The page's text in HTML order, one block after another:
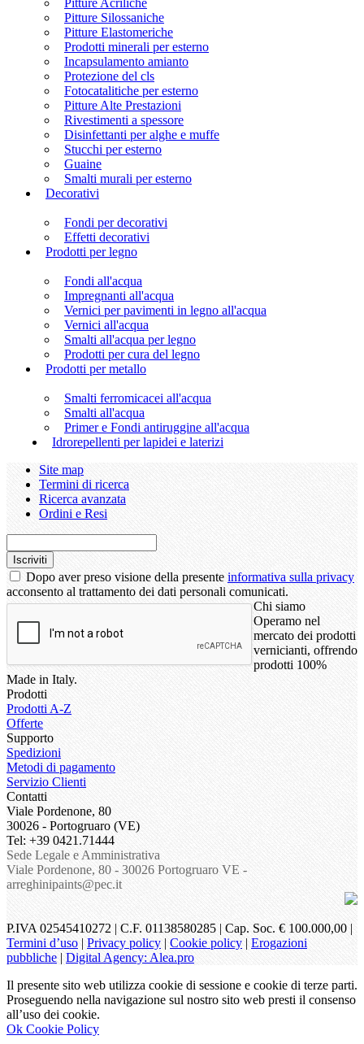
Pitture Silossaniche
Pitture Elastomeriche
Prodotti minerali per esterno
Incapsulamento amianto
Protezione del cls
Fotocatalitiche per esterno
Pitture Alte Prestazioni
Rivestimenti a spessore
Disinfettanti per alghe e muffe
Stucchi per esterno
Guaine
Smalti murali per esterno
Decorativi
Fondi per decorativi
Effetti decorativi
Prodotti per legno
Fondi all'acqua
Impregnanti all'acqua
Vernici per pavimenti in legno all'acqua
Vernici all'acqua
Smalti all'acqua per legno
Prodotti per cura del legno
Prodotti per metallo
Smalti ferromicacei all'acqua
Smalti all'acqua
Primer e Fondi antiruggine all'acqua
Idrorepellenti per lapidei e laterizi
Site map
Termini di ricerca
Ricerca avanzata
Ordini e Resi
Iscriviti
Dopo aver preso visione della presente informativa sulla privacy
acconsento al trattamento dei dati personali comunicati.
Chi siamo
Operamo nel
mercato dei prodotti
vernicianti, offrendo
prodotti 100%
Made in Italy.
Prodotti
Prodotti A-Z
Offerte
Supporto
Spedizioni
Metodi di pagamento
Servizio Clienti
Contatti
Viale Pordenone, 80
30026 - Portogruaro (VE)
Tel: +39 0421.71444
Sede Legale e Amministrativa
Viale Pordenone, 80 - 30026 Portogruaro VE -
arreghinipaints@pec.it
P.IVA 02545410272 | C.F. 01138580285 | Cap. Soc. € 100.000,00 |
Termini d’uso | Privacy policy | Cookie policy | Erogazioni
pubbliche | Digital Agency: Alea.pro
Il presente sito web utilizza cookie di sessione e cookie di terze parti.
Proseguendo nella navigazione sul nostro sito web presti il consenso
all’uso dei cookie.
Ok Cookie Policy